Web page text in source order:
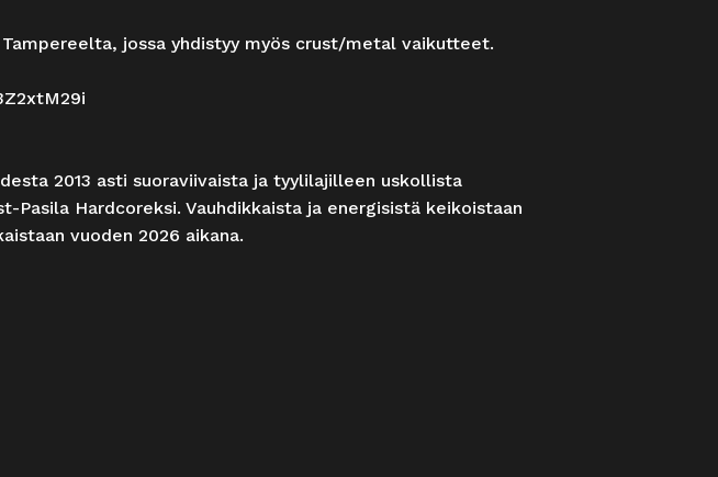
jossa yhdistyy myös crust/metal vaikutteet.
2013 asti suoraviivaista ja tyylilajilleen uskollista
Pasila Hardcoreksi. Vauhdikkaista ja energisistä keikoistaan
vuoden 2026 aikana.